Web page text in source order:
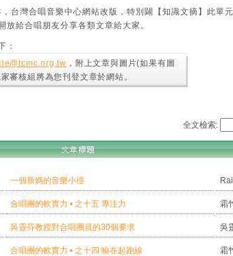
台灣合唱音樂中心網站改版，特別闢【知識文摘】此單
放給合唱朋友分享各類文章給大家。
：
，附上文章與圖片(如果有圖
審核組將為您刊登文章於網站。
全文檢索:
一個新媽的音樂小徑
合唱團的軟實力 • 之十五 專注力 霜
吳靈芬教授對合唱團員的30個要求 吳
合唱團的軟實力 • 之十四 輸在起跑線 霜